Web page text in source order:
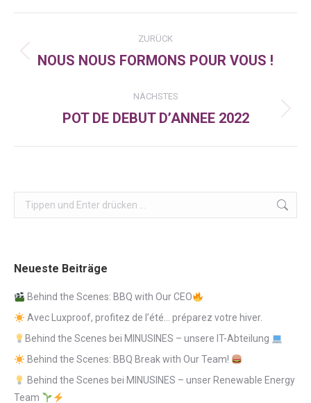
Kommentarnavigation
ZURÜCK
Vorheriger
NOUS NOUS FORMONS POUR VOUS !
NÄCHSTES
Nächster
POT DE DEBUT D’ANNEE 2022
Search:
Neueste Beiträge
Behind the Scenes: BBQ with Our CEO
Avec Luxproof, profitez de l’été… préparez votre hiver.
Behind the Scenes bei MINUSINES – unsere IT-Abteilung
Behind the Scenes: BBQ Break with Our Team!
Behind the Scenes bei MINUSINES – unser Renewable Energy
Team